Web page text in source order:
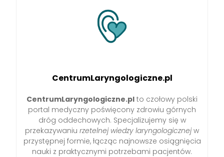
CentrumLaryngologiczne.pl
CentrumLaryngologiczne.pl to czołowy polski
portal medyczny poświęcony zdrowiu górnych
dróg oddechowych. Specjalizujemy się w
przekazywaniu rzetelnej wiedzy laryngologicznejw
przystępnej formie, łącząc najnowsze osiągnięcia
nauki z praktycznymi potrzebami pacjentów.